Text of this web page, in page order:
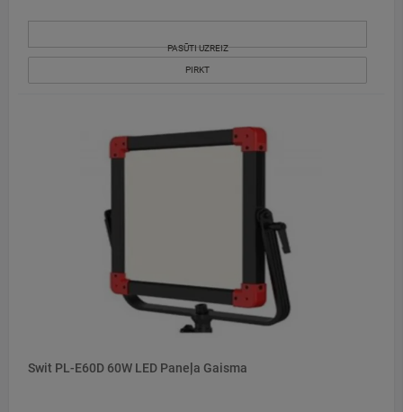
PASŪTI UZREIZ
PIRKT
Swit PL-E60D 60W LED Paneļa Gaisma